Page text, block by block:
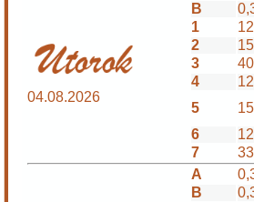
04.08.2026
B
1
2
3
4
5
6
7
A
B